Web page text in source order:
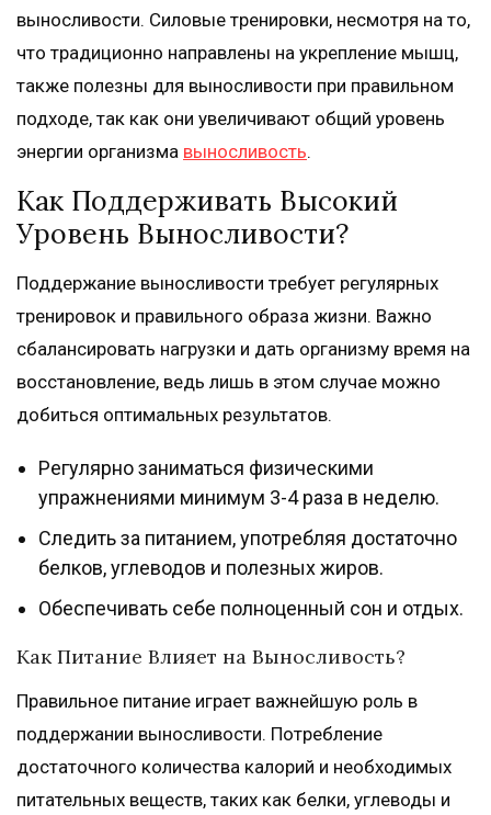
выносливости. Силовые тренировки, несмотря на то,
что традиционно направлены на укрепление мышц,
также полезны для выносливости при правильном
подходе, так как они увеличивают общий уровень
энергии организма выносливость.
Как Поддерживать Высокий
Уровень Выносливости?
Поддержание выносливости требует регулярных
тренировок и правильного образа жизни. Важно
сбалансировать нагрузки и дать организму время на
восстановление, ведь лишь в этом случае можно
добиться оптимальных результатов.
Регулярно заниматься физическими
упражнениями минимум 3-4 раза в неделю.
Следить за питанием, употребляя достаточно
белков, углеводов и полезных жиров.
Обеспечивать себе полноценный сон и отдых.
Как Питание Влияет на Выносливость?
Правильное питание играет важнейшую роль в
поддержании выносливости. Потребление
достаточного количества калорий и необходимых
питательных веществ, таких как белки, углеводы и